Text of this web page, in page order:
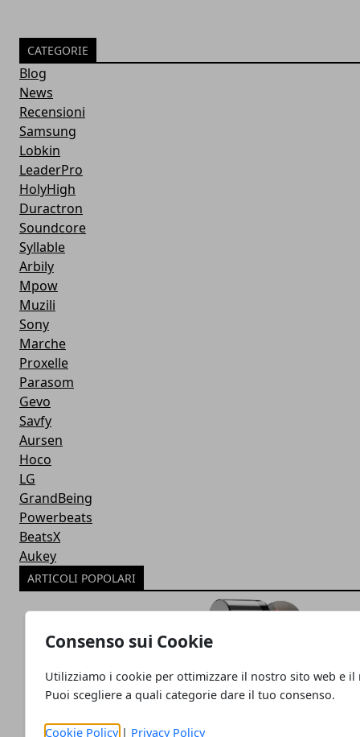
Consenso sui Cookie
Utilizziamo i cookie per ottimizzare il nostro sito web e il
Puoi scegliere a quali categorie dare il tuo consenso.
Cookie Policy| Privacy Policy
CATEGORIE
Blog
News
Recensioni
Samsung
Lobkin
LeaderPro
HolyHigh
Duractron
Soundcore
Syllable
Arbily
Mpow
Muzili
Sony
Marche
Proxelle
Parasom
Gevo
Savfy
Aursen
Hoco
LG
GrandBeing
Powerbeats
BeatsX
Aukey
ARTICOLI POPOLARI